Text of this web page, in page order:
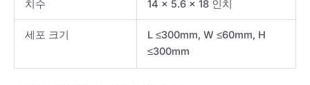
치수 14 x 5.6 x 18 인치
세포 크기
L ≤300mm, W ≤60mm, H
≤300mm